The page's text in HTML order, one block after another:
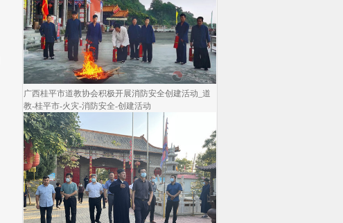
广西桂平市道教协会积极开展消防安全创建活动_道
教-桂平市-火灾-消防安全-创建活动